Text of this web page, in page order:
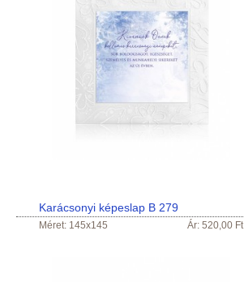
Karácsonyi képeslap B 279
Méret: 145x145 Ár: 520,00 Ft